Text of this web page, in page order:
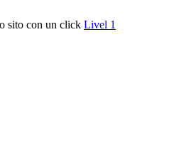
sito con un click Livel 1